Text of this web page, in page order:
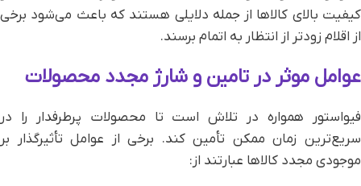
کیفیت بالای کالاها از جمله دلایلی هستند که باعث می‌شود برخی
از اقلام زودتر از انتظار به اتمام برسند.
عوامل موثر در تامین و شارژ مجدد محصولات
فیواستور همواره در تلاش است تا محصولات پرطرفدار را در
سریع‌ترین زمان ممکن تأمین کند. برخی از عوامل تأثیرگذار بر
موجودی مجدد کالاها عبارتند از: